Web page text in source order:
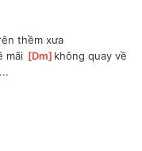
thềm xưa
mãi [Dm ]không quay về